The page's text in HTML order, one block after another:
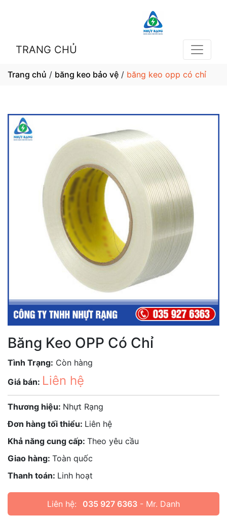
TRANG CHỦ
Trang chủ / băng keo bảo vệ / băng keo opp có chỉ
Băng Keo OPP Có Chỉ
Tình Trạng: Còn hàng
Giá bán: Liên hệ
Thương hiệu: Nhựt Rạng
Đơn hàng tối thiểu: Liên hệ
Khả năng cung cấp: Theo yêu cầu
Giao hàng: Toàn quốc
Thanh toán: Linh hoạt
Liên hệ: 035 927 6363 - Mr. Danh